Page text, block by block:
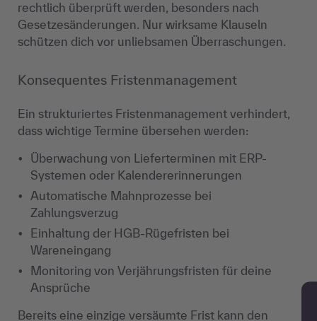
rechtlich überprüft werden, besonders nach
Gesetzesänderungen. Nur wirksame Klauseln
schützen dich vor unliebsamen Überraschungen.
Konsequentes Fristenmanagement
Ein strukturiertes Fristenmanagement verhindert,
dass wichtige Termine übersehen werden:
Überwachung von Lieferterminen mit ERP-
Systemen oder Kalendererinnerungen
Automatische Mahnprozesse bei
Zahlungsverzug
Einhaltung der HGB-Rügefristen bei
Wareneingang
Monitoring von Verjährungsfristen für deine
Ansprüche
Bereits eine einzige versäumte Frist kann den